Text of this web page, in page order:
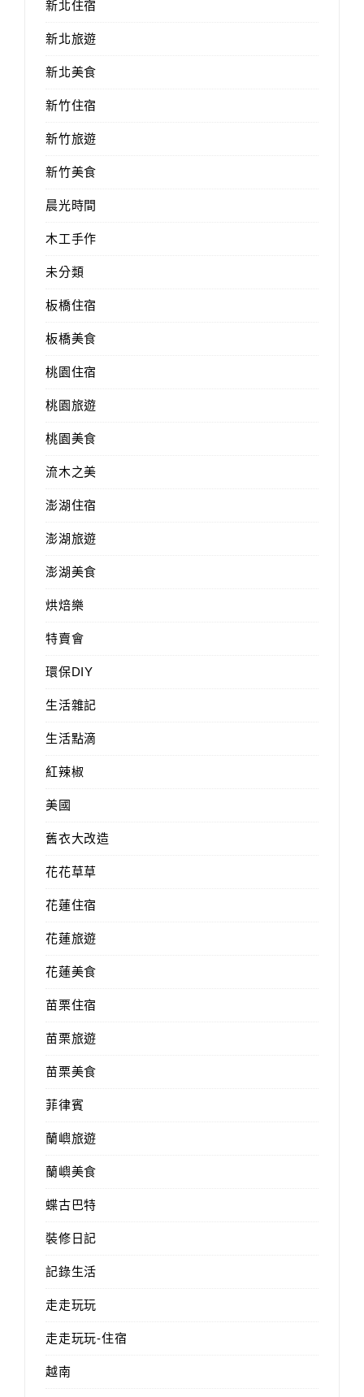
新北住宿
新北旅遊
新北美食
新竹住宿
新竹旅遊
新竹美食
晨光時間
木工手作
未分類
板橋住宿
板橋美食
桃園住宿
桃園旅遊
桃園美食
流木之美
澎湖住宿
澎湖旅遊
澎湖美食
烘焙樂
特賣會
環保DIY
生活雜記
生活點滴
紅辣椒
美國
舊衣大改造
花花草草
花蓮住宿
花蓮旅遊
花蓮美食
苗栗住宿
苗栗旅遊
苗栗美食
菲律賓
蘭嶼旅遊
蘭嶼美食
蝶古巴特
裝修日記
記錄生活
走走玩玩
走走玩玩-住宿
越南